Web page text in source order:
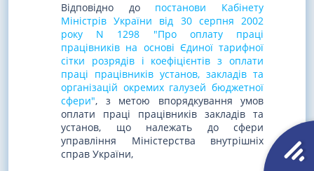
Відповідно до постанови Кабінету
Міністрів України від 30 серпня 2002
року N 1298 "Про оплату праці
працівників на основі Єдиної тарифної
сітки розрядів і коефіцієнтів з оплати
праці працівників установ, закладів та
організацій окремих галузей бюджетної
сфери", з метою впорядкування умов
оплати праці працівників закладів та
установ, що належать до сфери
управління Міністерства внутрішніх
справ України,